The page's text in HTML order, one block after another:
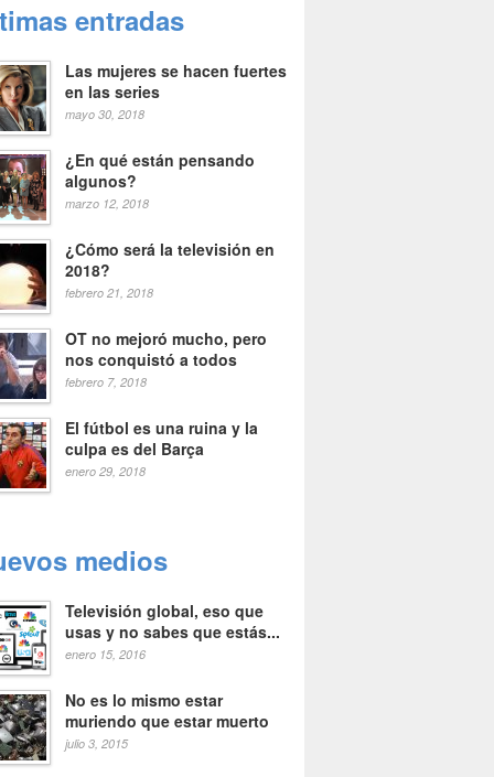
entradas
Las mujeres se hacen fuertes
en las series
mayo 30, 2018
¿En qué están pensando
algunos?
marzo 12, 2018
¿Cómo será la televisión en
2018?
febrero 21, 2018
OT no mejoró mucho, pero
nos conquistó a todos
febrero 7, 2018
El fútbol es una ruina y la
culpa es del Barça
enero 29, 2018
medios
Televisión global, eso que
usas y no sabes que estás...
enero 15, 2016
No es lo mismo estar
muriendo que estar muerto
julio 3, 2015